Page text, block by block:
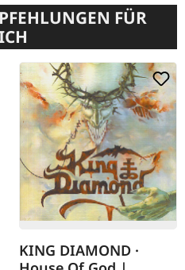
FÜR
KING DIAMOND ·